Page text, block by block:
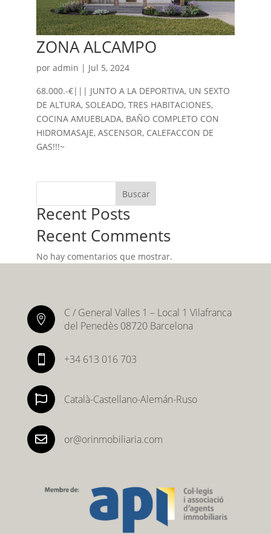
ZONA ALCAMPO
por admin | Jul 5, 2024
68.000.-€||| JUNTO A LA DEPORTIVA, UN SEXTO
DE ALTURA, SOLEADO, TRES HABITACIONES,
COCINA AMUEBLADA, BAÑO COMPLETO CON
HIDROMASAJE, ASCENSOR, CALEFACCON DE
GAS!!!~
Buscar
Recent Posts
Recent Comments
No hay comentarios que mostrar.

C / General Valles 1 – Local 1 Vilafranca
del Penedès 08720 Barcelona
 +34 613 016 703
 Català-Castellano-Alemán-Ruso
 or@orinmobiliaria.com